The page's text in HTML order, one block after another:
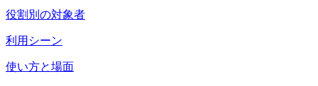
役割別の対象者
利用シーン
使い方と場面